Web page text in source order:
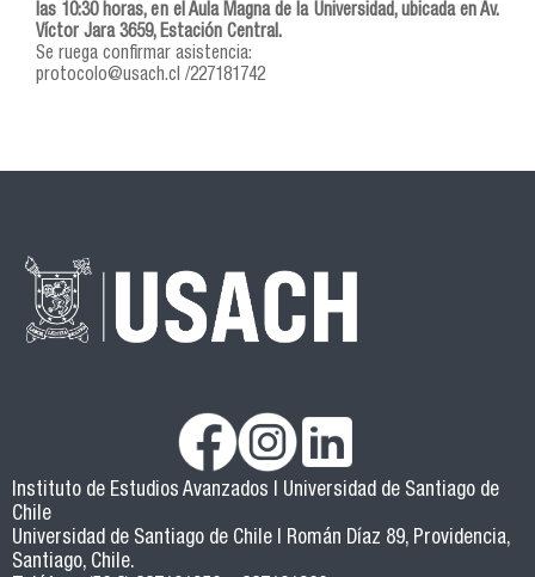
las 10:30 horas, en el Aula Magna de la Universidad, ubicada en Av.
Víctor Jara 3659, Estación Central.
Se ruega confirmar asistencia:
protocolo@usach.cl /227181742
Instituto de Estudios Avanzados | Universidad de Santiago de
Chile
Universidad de Santiago de Chile | Román Díaz 89, Providencia,
Santiago, Chile.